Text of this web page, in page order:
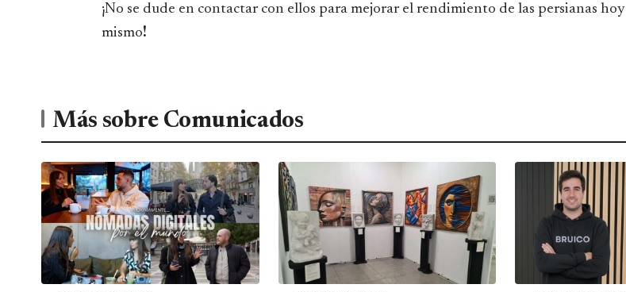
¡No se dude en contactar con ellos para mejorar el rendimiento de las persianas hoy
mismo!
Más sobre Comunicados